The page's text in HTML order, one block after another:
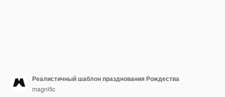
Реалистичный шаблон празднования Рождества
magnific